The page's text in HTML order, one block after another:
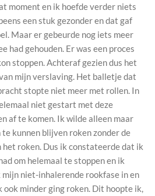
moment en ik hoefde verder niets
een stuk gezonder en dat gaf
Maar er gebeurde nog iets meer
had gehouden. Er was een proces
stoppen. Achteraf gezien dus het
mijn verslaving. Het balletje dat
stopte niet meer met rollen. In
niet gestart met deze
af te komen. Ik wilde alleen maar
kunnen blijven roken zonder de
roken. Dus ik constateerde dat ik
om helemaal te stoppen en ik
niet-inhalerende rookfase in en
ook minder ging roken. Dit hoopte ik,